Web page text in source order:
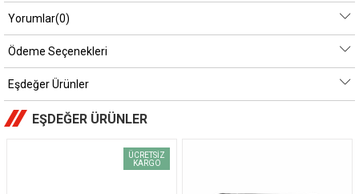
Yorumlar(0)
Ödeme Seçenekleri
Eşdeğer Ürünler
EŞDEĞER ÜRÜNLER
ÜCRETSIZ
KARGO